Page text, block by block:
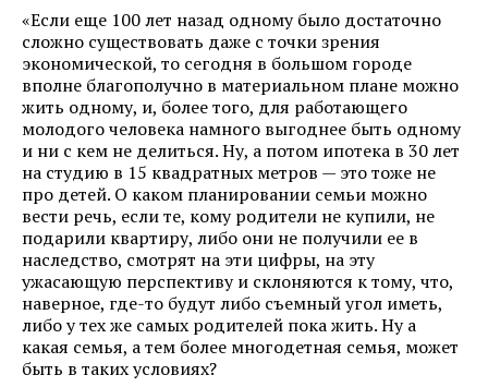
«Если еще 100 лет назад одному было достаточно
сложно существовать даже с точки зрения
экономической, то сегодня в большом городе
вполне благополучно в материальном плане можно
жить одному, и, более того, для работающего
молодого человека намного выгоднее быть одному
и ни с кем не делиться. Ну, а потом ипотека в 30 лет
на студию в 15 квадратных метров — это тоже не
про детей. О каком планировании семьи можно
вести речь, если те, кому родители не купили, не
подарили квартиру, либо они не получили ее в
наследство, смотрят на эти цифры, на эту
ужасающую перспективу и склоняются к тому, что,
наверное, где-то будут либо съемный угол иметь,
либо у тех же самых родителей пока жить. Ну а
какая семья, а тем более многодетная семья, может
быть в таких условиях?